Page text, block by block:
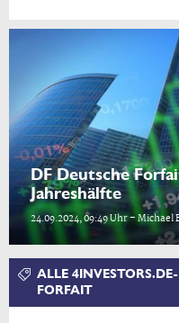
DF Deutsche
Jahreshälfte
24.09.2024, 09:49 Uhr – Michael
ALLE
FORFAIT